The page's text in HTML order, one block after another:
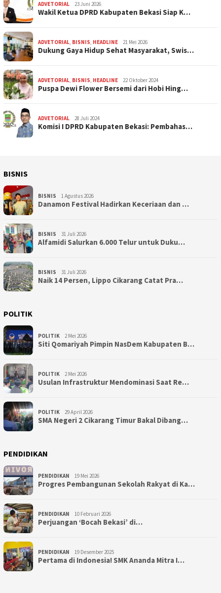
ADVETORIAL 23 Juni 2026
Wakil Ketua DPRD Kabupaten Bekasi Siap K…
ADVETORIAL, BISNIS, HEADLINE 21 Mei 2026
Dukung Gaya Hidup Sehat Masyarakat, Swis…
ADVETORIAL, BISNIS, HEADLINE 22 Oktober 2024
Puspa Dewi Flower Bersemi dari Hobi Hing…
ADVETORIAL 28 Juli 2024
Komisi I DPRD Kabupaten Bekasi: Pembahas…
BISNIS
BISNIS 1 Agustus 2026
Danamon Festival Hadirkan Keceriaan dan …
BISNIS 31 Juli 2026
Alfamidi Salurkan 6.000 Telur untuk Duku…
BISNIS 31 Juli 2026
Naik 14 Persen, Lippo Cikarang Catat Pra…
POLITIK
POLITIK 2 Mei 2026
Siti Qomariyah Pimpin NasDem Kabupaten B…
POLITIK 2 Mei 2026
Usulan Infrastruktur Mendominasi Saat Re…
POLITIK 29 April 2026
SMA Negeri 2 Cikarang Timur Bakal Dibang…
PENDIDIKAN
PENDIDIKAN 19 Mei 2026
Progres Pembangunan Sekolah Rakyat di Ka…
PENDIDIKAN 10 Februari 2026
Perjuangan ‘Bocah Bekasi’ di…
PENDIDIKAN 19 Desember 2025
Pertama di Indonesia! SMK Ananda Mitra I…